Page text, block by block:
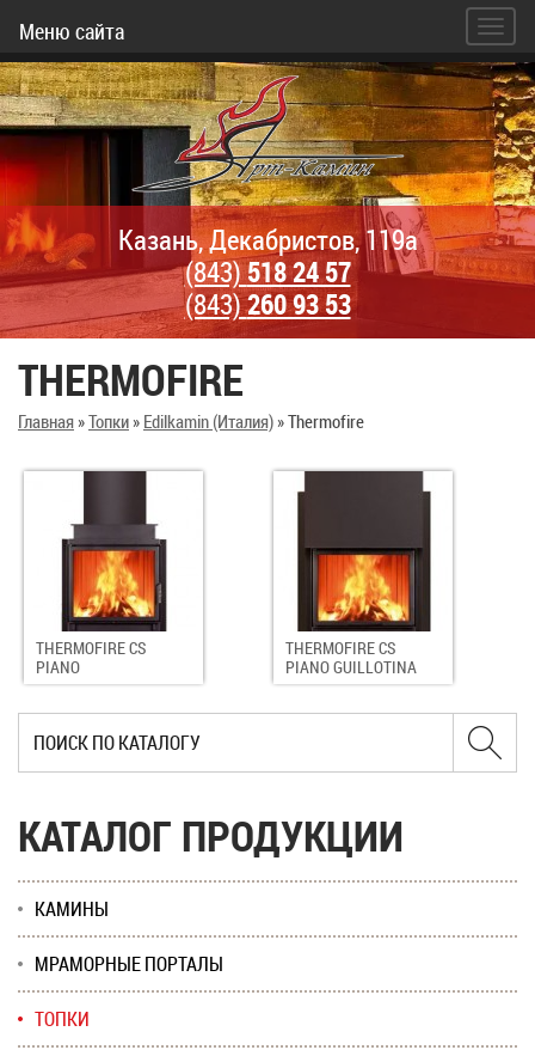
Меню сайта
Казань, Декабристов, 119а
(843)518 24 57
(843)260 93 53
THERMOFIRE
Главная»Топки» Edilkamin (Италия)»Thermofire
THERMOFIRE CS
PIANO
THERMOFIRE CS
PIANO GUILLOTINA
КАТАЛОГ ПРОДУКЦИИ
КАМИНЫ
МРАМОРНЫЕ ПОРТАЛЫ
ТОПКИ